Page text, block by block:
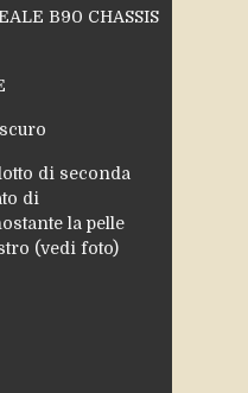
B90 CHASSIS
di seconda
di
la pelle
(vedi foto)